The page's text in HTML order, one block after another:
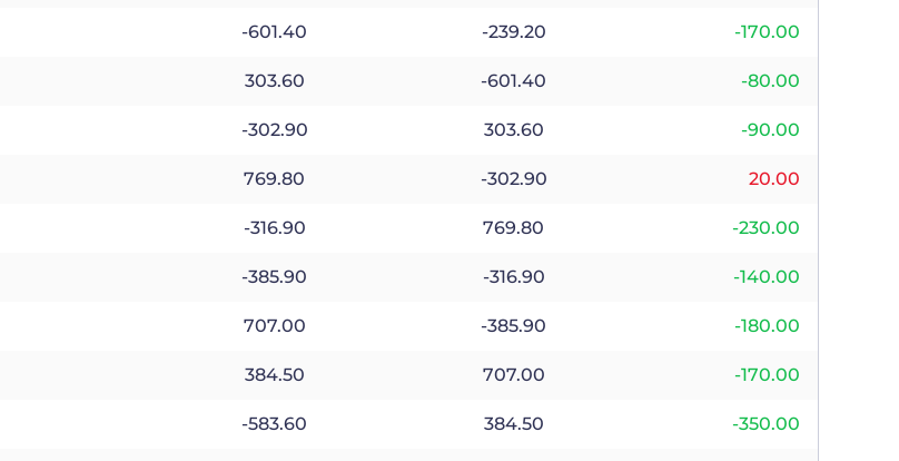
-601.40 -239.20 -170.00
303.60 -601.40 -80.00
-302.90 303.60 -90.00
769.80 -302.90 20.00
-316.90 769.80 -230.00
-385.90 -316.90 -140.00
707.00 -385.90 -180.00
384.50 707.00 -170.00
-583.60 384.50 -350.00